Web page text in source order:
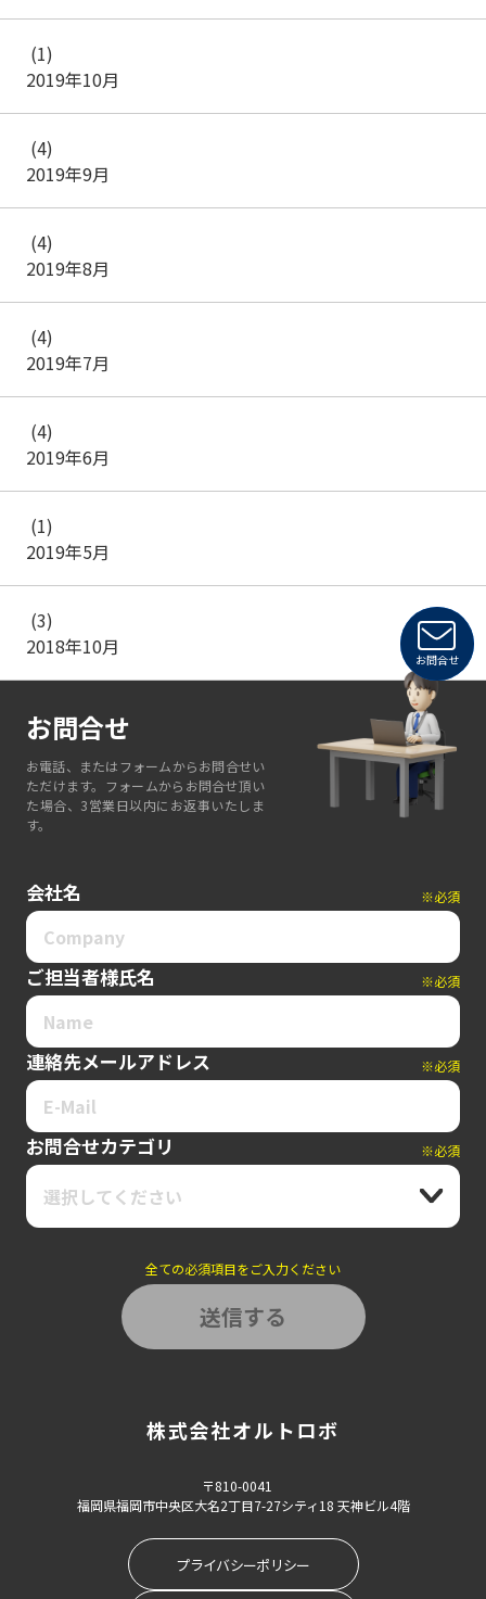
2019年10月
(1)
2019年9月
(4)
2019年8月
(4)
2019年7月
(4)
2019年6月
(4)
2019年5月
(1)
2018年10月
(3)
お問合せ
お問合せ
お電話、またはフォームからお問合せい
ただけます。フォームからお問合せ頂い
た場合、3営業日以内にお返事いたしま
す。
会社名 ※必須
ご担当者様氏名 ※必須
連絡先メールアドレス ※必須
お問合せカテゴリ ※必須
選択してください
全ての必須項目をご入力ください
戻る
株式会社オルトロボ
〒810-0041
福岡県福岡市中央区大名2丁目7-27シティ18 天神ビル4階
プライバシーポリシー